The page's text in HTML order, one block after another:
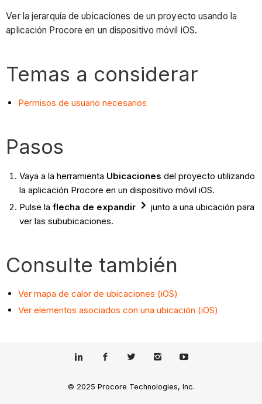
Ver la jerarquía de ubicaciones de un proyecto usando la
aplicación Procore en un dispositivo móvil iOS.
Temas a considerar
Permisos de usuario necesarios
Pasos
Vaya a la herramienta Ubicaciones del proyecto utilizando
la aplicación Procore en un dispositivo móvil iOS.
Pulse la flecha de expandir
junto a una ubicación para
ver las sububicaciones.
Consulte también
Ver mapa de calor de ubicaciones (iOS)
Ver elementos asociados con una ubicación (iOS)
© 2025 Procore Technologies, Inc.